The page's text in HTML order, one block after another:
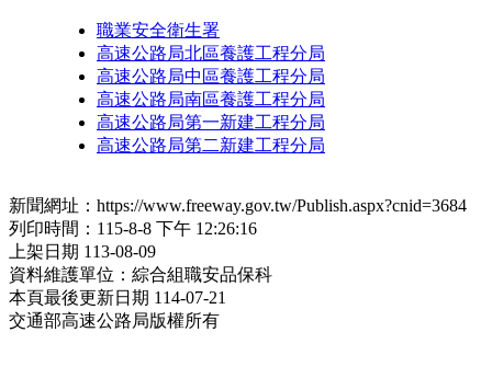
職業安全衛生署
高速公路局北區養護工程分局
高速公路局中區養護工程分局
高速公路局南區養護工程分局
高速公路局第一新建工程分局
高速公路局第二新建工程分局
新聞網址：https://www.freeway.gov.tw/Publish.aspx?cnid=3684
列印時間：115-8-8 下午 12:26:16
上架日期 113-08-09
資料維護單位：綜合組職安品保科
本頁最後更新日期 114-07-21
交通部高速公路局版權所有